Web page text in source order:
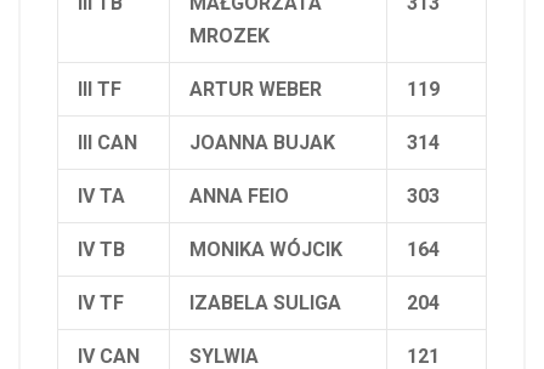
MROZEK
III TF ARTUR WEBER 119
III CAN JOANNA BUJAK 314
IV TA ANNA FEIO 303
IV TB MONIKA WÓJCIK 164
IV TF IZABELA SULIGA 204
IV CAN
SYLWIA
121